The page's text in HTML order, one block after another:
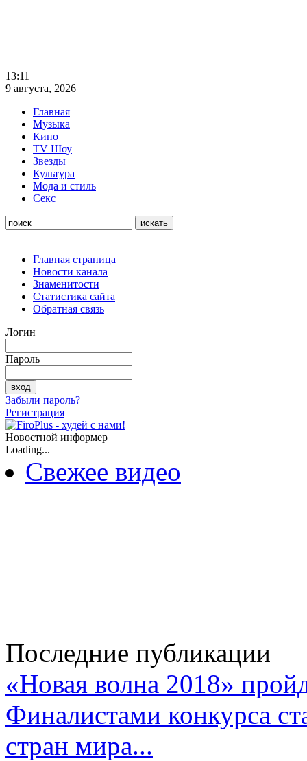
13:11
9 августа, 2026
Главная
Музыка
Кино
TV Шоу
Звезды
Культура
Мода и стиль
Секс
Главная страница
Новости канала
Знаменитости
Статистика сайта
Обратная связь
Логин
Пароль
Забыли пароль?
Регистрация
Новостной информер
Loading...
Свежее видео
Последние публикации
«Новая волна 2018»
Финалистами конкурса
стран мира...